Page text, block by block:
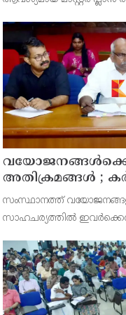
അറിയിച്ചു. ഡിപ്പോയ്ക്ക്
സ്ഥലമുണ്ട്
അതിക്രമങ്ങൾ ;
സ്വീകരിക്കുമെന്ന്
സംസ്ഥാനത്ത്
സാഹചര്യത്തിൽ
ചെയർമാൻ അഡ്വ. കെ.